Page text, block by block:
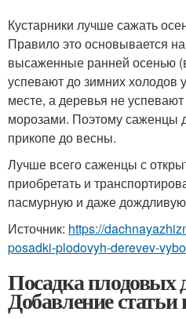
Кустарники лучше сажать
Правило это основывается
высаженные ранней осенью
успевают до зимних холодов
месте, а деревья не
морозами. Поэтому саженцы
прикопе до весны.
Лучше всего саженцы с
приобретать и
пасмурную и даже дождливую
Источник: https://
posadki-plodovyh-derevev-
Посадка плодовых
Добавление